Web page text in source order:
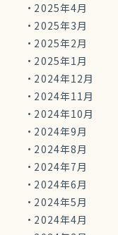
2025年4月
2025年3月
2025年2月
2025年1月
2024年12月
2024年11月
2024年10月
2024年9月
2024年8月
2024年7月
2024年6月
2024年5月
2024年4月